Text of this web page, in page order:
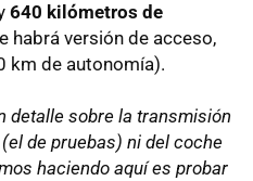
640 kilómetros de
habrá versión de acceso,
km de autonomía).
detalle sobre la transmisión
de pruebas) ni del coche
haciendo aquí es probar